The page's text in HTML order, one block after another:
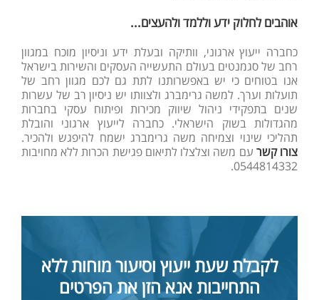
אוהבים לחלוק ידע וללמד ולהעצים...
כחברה ייעוץ ארגוני, וותיקה ובעלת ידע וניסיון מוכח במגוון
רחב של סגמנטים בעולם התעשייה העסקים והשירות בישראל
אנו בטוחים כי יש באפשרותנו לתת גם לכם מגוון רחב של
תועלות וערך. למשה גרימברג ולצוותו יש ניסיון רב של עשרות
שנים בתפקידי ניהול שיווק מכירות ופיתוח עסקי בחברות
מהגדולות בשוק הישראלי. כחברה לייעוץ ארגוני והובלת
תהליכי שינוי וצמיחה משה גרימברג ישמח להיפגש ולהכיר.
צורו קשר עם משה וצלצלו לתיאום פגישת הכרות ללא מחויבות
0544814332.
לקבלת שעת ייעוץ וסיעור מוחות ללא
התחייבות אנא הזן את הפרטים